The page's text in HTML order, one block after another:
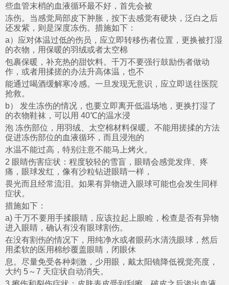
些血管末梢的血液循环最不好，首先会被
冻伤。当感觉局部皮下肿胀，按下去感觉有硬块，泛白之后
还发紫，则是深度冻伤。措施如下：
a）应对体温过低的伤员，应立即转移伤者位置，更换被打湿
的衣物，用保暖的羽绒或者太空棉
包裹保暖，补充热的甜饮料。千万不要强行鼓励伤者做动
作，或者用揉搓的办法升高体温，也不
能通过喝酒缓解寒冷感。一旦发现无意识，应立即送往医院
抢救。
b） 发生冻伤的情况，也要立即离开低温场地，更换打湿了
的衣物鞋袜，可以用 40℃的温水浸
泡 冻伤部位，用羽绒、太空棉材料保暖。不能用搓揉的方法
促进冻伤部位的血液循环，而且浸泡的
水温不能过高，特别注意不能马上烤火。
2 眼睛伤害症状：程度较轻的雪盲，眼睛会感觉发痒、疼
痛，眼球发红，像有沙粒钻进眼睛一样，
畏光而且经常流泪。如果有异物进入眼球可能也会发生同样
症状。
措施如下：
a) 千万不要用手揉眼睛，应该拉起上眼睑，检查是否有异物
进入眼睛，确认有没有眼球割伤。
在没有割伤的情况下，用纯净水或者眼药水清洗眼球，然后
用柔软的医用棉纱覆盖眼睛，闭眼休
息。尽量免受各种刺激，少用眼，戴太阳镜降低视觉亮度，
大约 5～7 天症状自动消失。